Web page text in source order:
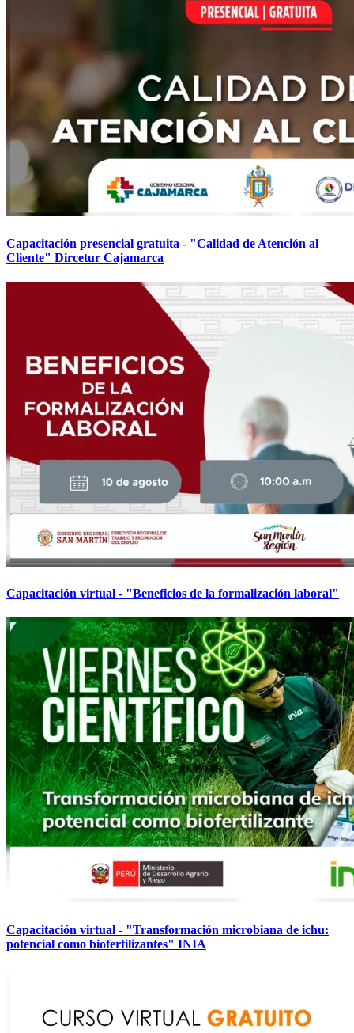
Capacitación presencial gratuita - "Calidad de Atención al
Cliente" Dircetur Cajamarca
Capacitación virtual - "Beneficios de la formalización laboral"
Capacitación virtual - "Transformación microbiana de ichu:
potencial como biofertilizantes" INIA